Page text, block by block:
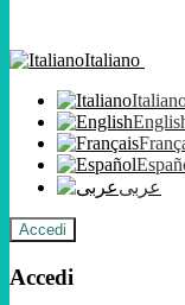
Italiano
عربى
Accedi
Accedi